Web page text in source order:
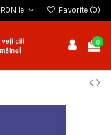
RON lei Favorite (0)
0